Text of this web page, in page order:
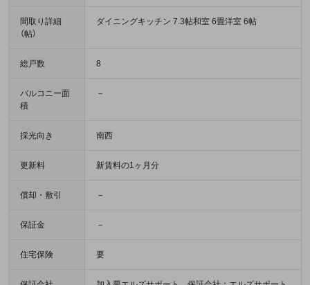
間取り詳細
（帖）
ダイニングキッチン 7.3帖和室 6畳洋室 6帖
総戸数 8
バルコニー面
積
－
採光向き 南西
更新料 新賃料の1ヶ月分
償却・敷引 －
保証金 －
住宅保険 要